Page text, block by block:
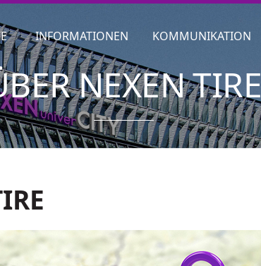
INFORMATIONEN KOMMUNIKATION
NEXEN TIRE